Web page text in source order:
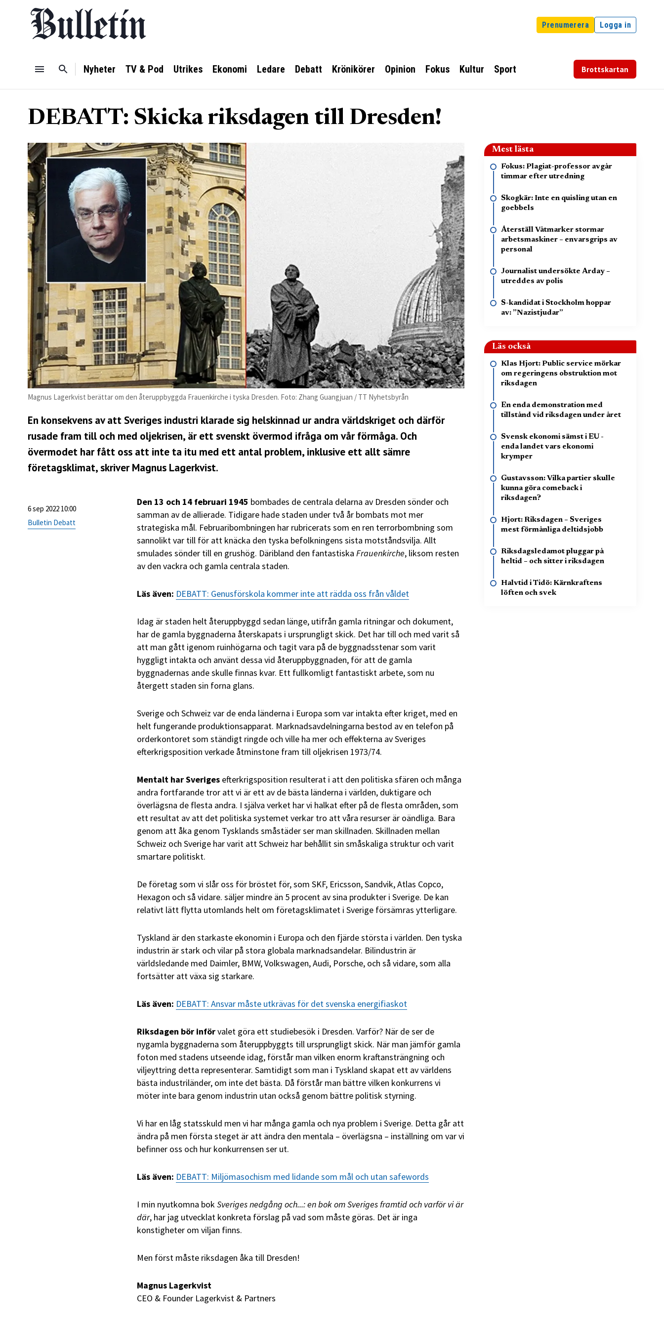
Prenumerera Logga in
Nyheter TV & Pod Utrikes Ekonomi Ledare Debatt Krönikörer Opinion Fokus Kultur Sport Brottskartan
DEBATT: Skicka riksdagen till Dresden!
Magnus Lagerkvist berättar om den återuppbyggda Frauenkirche i tyska Dresden. Foto: Zhang Guangjuan / TT Nyhetsbyrån
En konsekvens av att Sveriges industri klarade sig helskinnad ur andra världskriget och därför
rusade fram till och med oljekrisen, är ett svenskt övermod ifråga om vår förmåga. Och
övermodet har fått oss att inte ta itu med ett antal problem, inklusive ett allt sämre
företagsklimat, skriver Magnus Lagerkvist.
6 sep 2022 10:00
Bulletin Debatt
Den 13 och 14 februari 1945 bombades de centrala delarna av Dresden sönder och
samman av de allierade. Tidigare hade staden under två år bombats mot mer
strategiska mål. Februaribombningen har rubricerats som en ren terrorbombning som
sannolikt var till för att knäcka den tyska befolkningens sista motståndsvilja. Allt
smulades sönder till en grushög. Däribland den fantastiska Frauenkirche, liksom resten
av den vackra och gamla centrala staden.
Läs även: DEBATT: Genusförskola kommer inte att rädda oss från våldet
Idag är staden helt återuppbyggd sedan länge, utifrån gamla ritningar och dokument,
har de gamla byggnaderna återskapats i ursprungligt skick. Det har till och med varit så
att man gått igenom ruinhögarna och tagit vara på de byggnadsstenar som varit
hyggligt intakta och använt dessa vid återuppbyggnaden, för att de gamla
byggnadernas ande skulle finnas kvar. Ett fullkomligt fantastiskt arbete, som nu
återgett staden sin forna glans.
Sverige och Schweiz var de enda länderna i Europa som var intakta efter kriget, med en
helt fungerande produktionsapparat. Marknadsavdelningarna bestod av en telefon på
orderkontoret som ständigt ringde och ville ha mer och effekterna av Sveriges
efterkrigsposition verkade åtminstone fram till oljekrisen 1973/74.
Mentalt har Sveriges efterkrigsposition resulterat i att den politiska sfären och många
andra fortfarande tror att vi är ett av de bästa länderna i världen, duktigare och
överlägsna de flesta andra. I själva verket har vi halkat efter på de flesta områden, som
ett resultat av att det politiska systemet verkar tro att våra resurser är oändliga. Bara
genom att åka genom Tysklands småstäder ser man skillnaden. Skillnaden mellan
Schweiz och Sverige har varit att Schweiz har behållit sin småskaliga struktur och varit
smartare politiskt.
De företag som vi slår oss för bröstet för, som SKF, Ericsson, Sandvik, Atlas Copco,
Hexagon och så vidare. säljer mindre än 5 procent av sina produkter i Sverige. De kan
relativt lätt flytta utomlands helt om företagsklimatet i Sverige försämras ytterligare.
Tyskland är den starkaste ekonomin i Europa och den fjärde största i världen. Den tyska
industrin är stark och vilar på stora globala marknadsandelar. Bilindustrin är
världsledande med Daimler, BMW, Volkswagen, Audi, Porsche, och så vidare, som alla
fortsätter att växa sig starkare.
Läs även: DEBATT: Ansvar måste utkrävas för det svenska energifiaskot
Riksdagen bör införvalet göra ett studiebesök i Dresden. Varför? När de ser de
nygamla byggnaderna som återuppbyggts till ursprungligt skick. När man jämför gamla
foton med stadens utseende idag, förstår man vilken enorm kraftansträngning och
viljeyttring detta representerar. Samtidigt som man i Tyskland skapat ett av världens
bästa industriländer, om inte det bästa. Då förstår man bättre vilken konkurrens vi
möter inte bara genom industrin utan också genom bättre politisk styrning.
Vi har en låg statsskuld men vi har många gamla och nya problem i Sverige. Detta går att
ändra på men första steget är att ändra den mentala – överlägsna – inställning om var vi
befinner oss och hur konkurrensen ser ut.
Läs även: DEBATT: Miljömasochism med lidande som mål och utan safewords
I min nyutkomna bokSveriges nedgång och...: en bok om Sveriges framtid och varför vi är
där, har jag utvecklat konkreta förslag på vad som måste göras. Det är inga
konstigheter om viljan finns.
Men först måste riksdagen åka till Dresden!
Magnus Lagerkvist
CEO & Founder Lagerkvist & Partners
Mest lästa
Fokus: Plagiat-professor avgår
timmar efter utredning
Skogkär: Inte en quisling utan en
goebbels
Återställ Våtmarker stormar
arbetsmaskiner – envarsgrips av
personal
Journalist undersökte Arday –
utreddes av polis
S-kandidat i Stockholm hoppar
av: ”Nazistjudar”
Läs också
Klas Hjort: Public service mörkar
om regeringens obstruktion mot
riksdagen
En enda demonstration med
tillstånd vid riksdagen under året
Svensk ekonomi sämst i EU -
enda landet vars ekonomi
krymper
Gustavsson: Vilka partier skulle
kunna göra comeback i
riksdagen?
Hjort: Riksdagen – Sveriges
mest förmånliga deltidsjobb
Riksdagsledamot pluggar på
heltid – och sitter i riksdagen
Halvtid i Tidö: Kärnkraftens
löften och svek